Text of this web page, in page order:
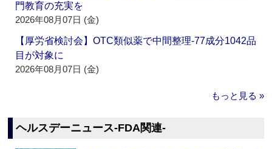
門教育の充実を
2026年08月07日 (金)
【厚労省検討会】OTC類似薬で中間整理‐77成分1042品
目が対象に
2026年08月07日 (金)
もっと見る »
ヘルスデーニュース‐FDA関連‐